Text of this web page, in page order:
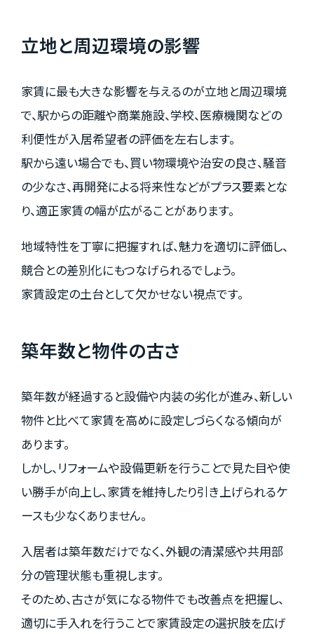
立地と周辺環境の影響
家賃に最も大きな影響を与えるのが立地と周辺環境
で、駅からの距離や商業施設、学校、医療機関などの
利便性が入居希望者の評価を左右します。
駅から遠い場合でも、買い物環境や治安の良さ、騒音
の少なさ、再開発による将来性などがプラス要素とな
り、適正家賃の幅が広がることがあります。
地域特性を丁寧に把握すれば、魅力を適切に評価し、
競合との差別化にもつなげられるでしょう。
家賃設定の土台として欠かせない視点です。
築年数と物件の古さ
築年数が経過すると設備や内装の劣化が進み、新しい
物件と比べて家賃を高めに設定しづらくなる傾向が
あります。
しかし、リフォームや設備更新を行うことで見た目や使
い勝手が向上し、家賃を維持したり引き上げられるケ
ースも少なくありません。
入居者は築年数だけでなく、外観の清潔感や共用部
分の管理状態も重視します。
そのため、古さが気になる物件でも改善点を把握し、
適切に手入れを行うことで家賃設定の選択肢を広げ